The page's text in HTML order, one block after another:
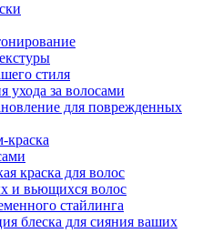
стиля
ухода за волосами
для поврежденных
краска
краска для волос
и вьющихся волос
стайлинга
блеска для сияния ваших